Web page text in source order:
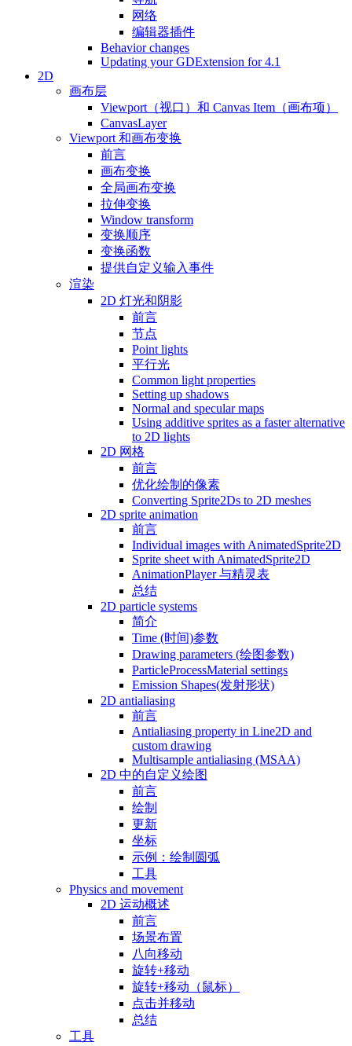
网络
编辑器插件
Behavior changes
Updating your GDExtension for 4.1
2D
画布层
Viewport（视口）和 Canvas Item（画布项）
CanvasLayer
Viewport 和画布变换
前言
画布变换
全局画布变换
拉伸变换
Window transform
变换顺序
变换函数
提供自定义输入事件
渲染
2D 灯光和阴影
前言
节点
Point lights
平行光
Common light properties
Setting up shadows
Normal and specular maps
Using additive sprites as a faster alternative
to 2D lights
2D 网格
前言
优化绘制的像素
Converting Sprite2Ds to 2D meshes
2D sprite animation
前言
Individual images with AnimatedSprite2D
Sprite sheet with AnimatedSprite2D
AnimationPlayer 与精灵表
总结
2D particle systems
简介
Time (时间)参数
Drawing parameters (绘图参数)
ParticleProcessMaterial settings
Emission Shapes(发射形状)
2D antialiasing
前言
Antialiasing property in Line2D and
custom drawing
Multisample antialiasing (MSAA)
2D 中的自定义绘图
前言
绘制
更新
坐标
示例：绘制圆弧
工具
Physics and movement
2D 运动概述
前言
场景布置
八向移动
旋转+移动
旋转+移动（鼠标）
点击并移动
总结
工具